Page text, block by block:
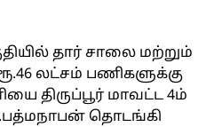
தார் சாலை மற்றும்
லட்சம் பணிகளுக்கு
திருப்பூர் மாவட்ட 4ம்
தொடங்கி